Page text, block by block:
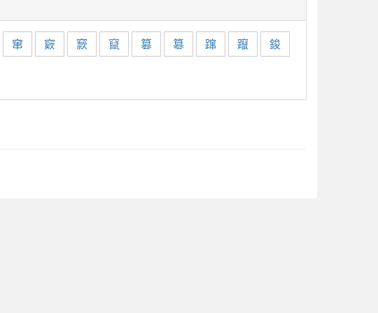
窜 窽 窾 竄 篡 簒 蹿 躥
鋑